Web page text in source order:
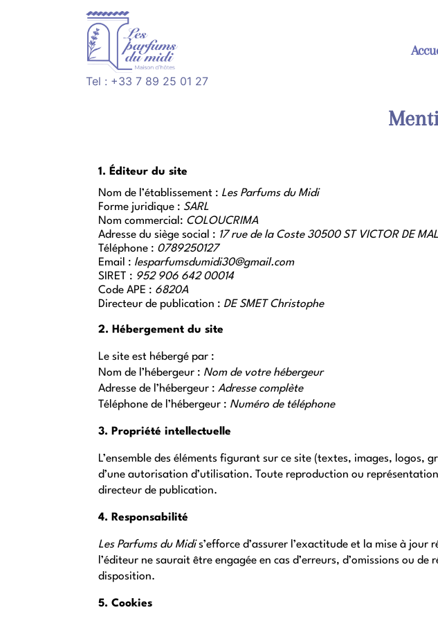
Tel : +33 7 89 25 01 27
1. Éditeur du site
Nom de l’établissement : Les Parfums du Midi
Forme juridique : SARL
Nom commercial: COLOUCRIMA
Adresse du siège social : 17 rue de la Coste 30500 ST VICTOR DE
Téléphone : 0789250127
Email : lesparfumsdumidi30@gmail.com
SIRET : 952 906 642 00014
Code APE : 6820A
Directeur de publication : DE SMET Christophe
2. Hébergement du site
Le site est hébergé par :
Nom de l’hébergeur : Nom de votre hébergeur
Adresse de l’hébergeur : Adresse complète
Téléphone de l’hébergeur : Numéro de téléphone
3. Propriété intellectuelle
L’ensemble des éléments figurant sur ce site (textes, images, logos,
d’une autorisation d’utilisation. Toute reproduction ou
directeur de publication.
4. Responsabilité
Les Parfums du Midi s’efforce d’assurer l’exactitude et la mise à
l’éditeur ne saurait être engagée en cas d’erreurs, d’omissions ou
disposition.
5. Cookies